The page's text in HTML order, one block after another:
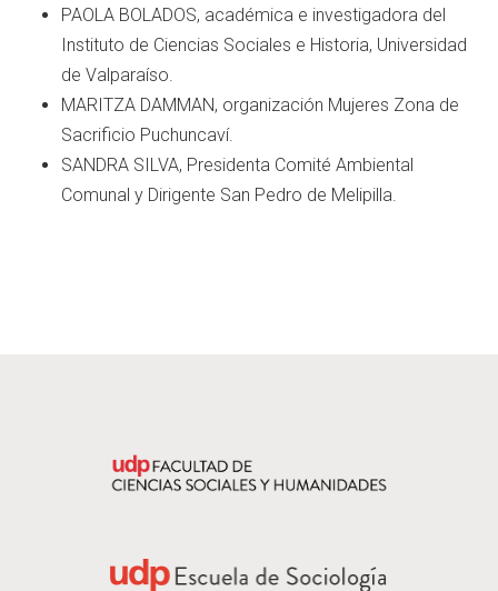
PAOLA BOLADOS, académica e investigadora del
Instituto de Ciencias Sociales e Historia, Universidad
de Valparaíso.
MARITZA DAMMAN, organización Mujeres Zona de
Sacrificio Puchuncaví.
SANDRA SILVA, Presidenta Comité Ambiental
Comunal y Dirigente San Pedro de Melipilla.